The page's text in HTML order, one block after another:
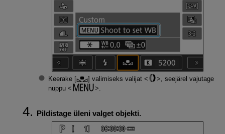
Keerake [ ] valimiseks valijat
, seejärel vajutage
nuppu
Pildistage üleni valget objekti.